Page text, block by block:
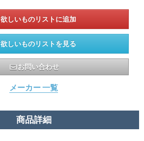
欲しいものリストを見る
お問い合わせ
メーカー 一覧
商品詳細